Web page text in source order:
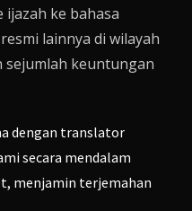
ke bahasa
lainnya di wilayah
sejumlah keuntungan
dengan translator
secara mendalam
menjamin terjemahan